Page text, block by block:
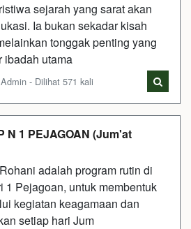
sejarah yang sarat akan
Ia bukan sekadar kisah
tonggak penting yang
ibadah utama
- Dilihat 571 kali
N 1 PEJAGOAN (Jum'at
adalah program rutin di
1 Pejagoan, untuk membentuk
kegiatan keagamaan dan
setiap hari Jum